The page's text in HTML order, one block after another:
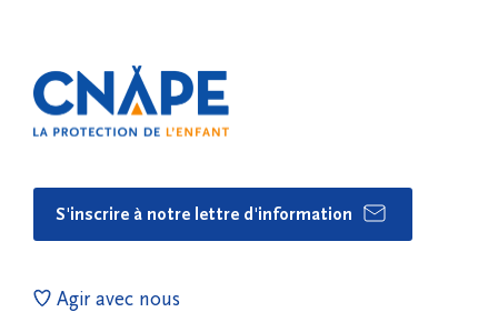
S'inscrire à notre lettre d'information
Agir avec nous